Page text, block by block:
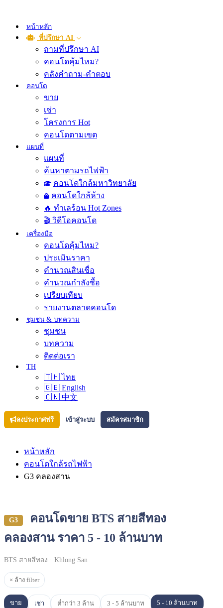
หน้าหลัก
ที่ปรึกษา AI
ถามที่ปรึกษา AI
คอนโดคุ้มไหม?
คลังคำถาม-คำตอบ
คอนโด
ขาย
เช่า
โครงการ Hot
คอนโดตามเขต
แผนที่
แผนที่
ค้นหาตามรถไฟฟ้า
คอนโดใกล้มหาวิทยาลัย
คอนโดใกล้ห้าง
🔥 ทำเลร้อน Hot Zones
🎬 วิดีโอคอนโด
เครื่องมือ
คอนโดคุ้มไหม?
ประเมินราคา
คำนวณสินเชื่อ
คำนวณกำลังซื้อ
เปรียบเทียบ
รายงานตลาดคอนโด
ชุมชน & บทความ
ชุมชน
บทความ
ติดต่อเรา
TH
🇹🇭 ไทย
🇬🇧 English
🇨🇳 中文
ลงประกาศฟรี เข้าสู่ระบบ สมัครสมาชิก
หน้าหลัก
คอนโดใกล้รถไฟฟ้า
G3 คลองสาน
G3
คอนโดขาย BTS สายสีทอง
คลองสาน ราคา 5 - 10 ล้านบาท
BTS สายสีทอง · Khlong San
× ล้าง filter
ขาย เช่า ต่ำกว่า 3 ล้าน 3 - 5 ล้านบาท 5 - 10 ล้านบาท